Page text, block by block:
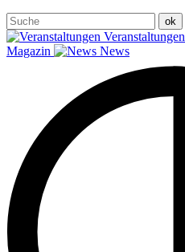
Veranstaltungen
Magazin
News